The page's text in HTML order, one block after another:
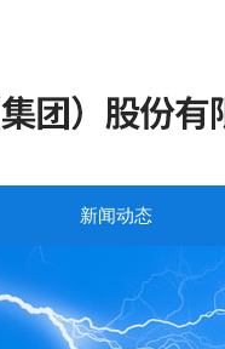
新闻动态